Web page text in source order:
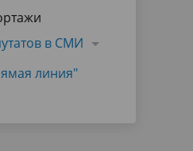
в СМИ
линия"